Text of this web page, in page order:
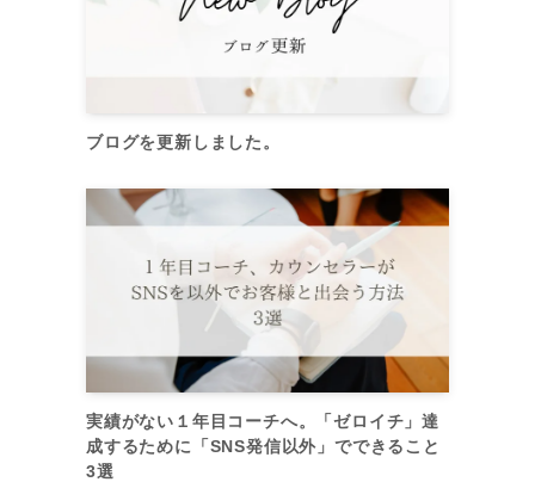
ブログを更新しました。
実績がない１年目コーチへ。「ゼロイチ」達
成するために「SNS発信以外」でできること
3選